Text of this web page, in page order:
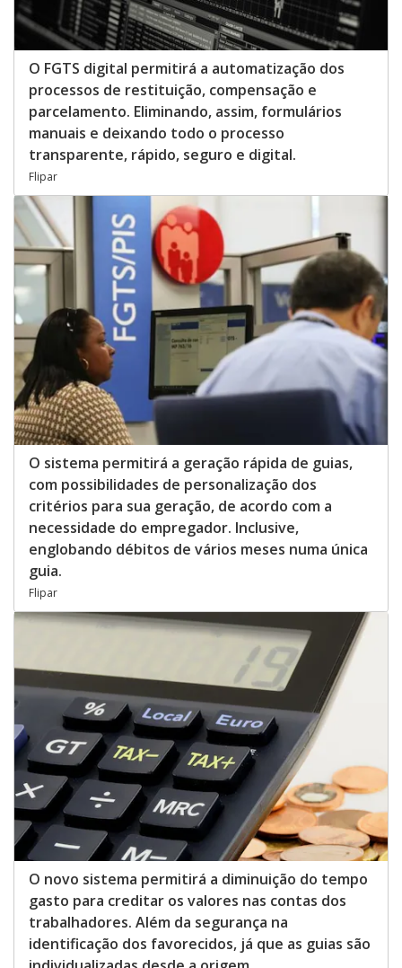
O FGTS digital permitirá a automatização dos
processos de restituição, compensação e
parcelamento. Eliminando, assim, formulários
manuais e deixando todo o processo
transparente, rápido, seguro e digital.
Flipar
O sistema permitirá a geração rápida de guias,
com possibilidades de personalização dos
critérios para sua geração, de acordo com a
necessidade do empregador. Inclusive,
englobando débitos de vários meses numa única
guia.
Flipar
O novo sistema permitirá a diminuição do tempo
gasto para creditar os valores nas contas dos
trabalhadores. Além da segurança na
identificação dos favorecidos, já que as guias são